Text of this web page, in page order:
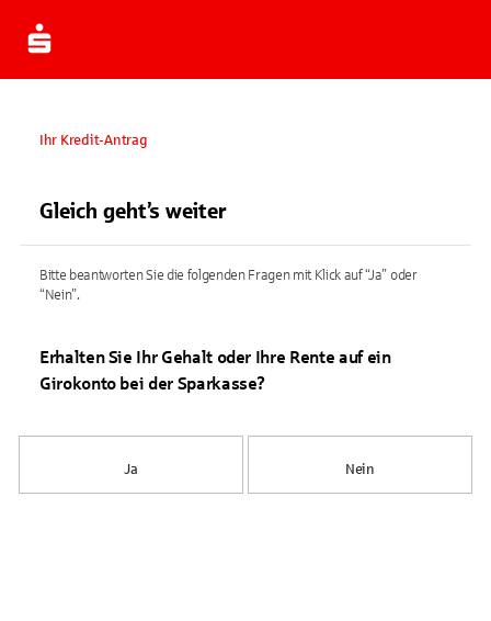
Ihr Kredit-Antrag
Gleich geht’s weiter
Bitte beantworten Sie die folgenden Fragen mit Klick auf “Ja” oder
“Nein”.
Erhalten Sie Ihr Gehalt oder Ihre Rente auf ein
Girokonto bei der Sparkasse?
Ja Nein